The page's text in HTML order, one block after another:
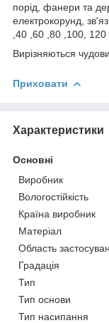
порід, фанери та
електрокорунд,
,40 ,60 ,80 ,100,
Вирізняються
Приховати
Характеристики
Основні
Виробник
Вологостійкість
Країна виробник
Матеріал
Область
Градація
Тип
Тип основи
Тип насипання